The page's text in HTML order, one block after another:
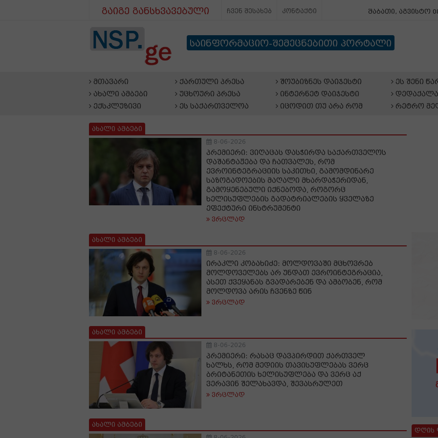
გაიგე განსხვავებული ჩვენ შესახებ კონტაქტი შაბათი, აგვისტო
საინფორმაციო-შემეცნებითი პორტალი
მთავარი
ახალი ამბები
ექსკლუზივი
ქართული პრესა
უცხოური პრესა
ეს საქართველოა
შოუბიზნეს დაიჯესტი
ინტერნეტ დაიჯესტი
იცოდით თუ არა რომ
ეს შენი
რეტრო
ახალი ამბები
8-06-2026
პრემიერი: ვიღაცას დასჭირდა საქართველოს
დაშანტაჟება და ჩათვალეს, რომ
ევროინტეგრაციის საკითხი, გამომდინარე
საზოგადოების მაღალი მხარდაჭერიდან,
გამოყენებული იქნებოდა, როგორც
ხელისუფლების გადატრიალების ყველაზე
ეფექტური ინსტრუმენტი
ვრცლად
ახალი ამბები
8-06-2026
ირაკლი კობახიძე: მოლდოვაში მცხოვრებ
მოლდოველებს არ უნდათ ევროინტეგრაცია,
ასეთ ქვეყანას გვადარებენ და ამბობენ, რომ
მოლდოვა არის ჩვენზე წინ
ვრცლად
ახალი ამბები
8-06-2026
პრემიერი: რასაც დავპირდით ქართველ
ხალხს, რომ მედიის თავისუფლებას ვერც
ბრიტანეთის ხელისუფლება და ვერც აქ
ვერავინ შელახავდა, შევასრულეთ
ვრცლად
ახალი ამბები
დღის